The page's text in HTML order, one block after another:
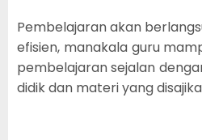
Pembelajaran akan
efisien, manakala guru
pembelajaran sejalan
didik dan materi yang